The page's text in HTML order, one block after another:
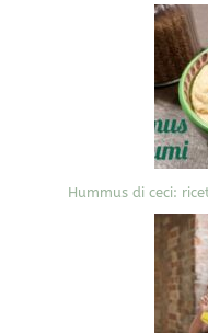
Hummus di ceci: